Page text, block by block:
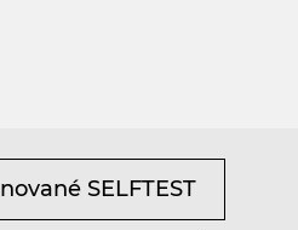
SELFTEST